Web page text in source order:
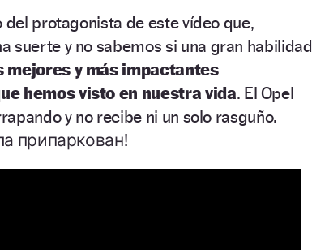
protagonista de este vídeo que,
suerte y no sabemos si una gran habilidad
mejores y más impactantes
hemos visto en nuestra vida. El Opel
y no recibe ni un solo rasguño.
припаркован!